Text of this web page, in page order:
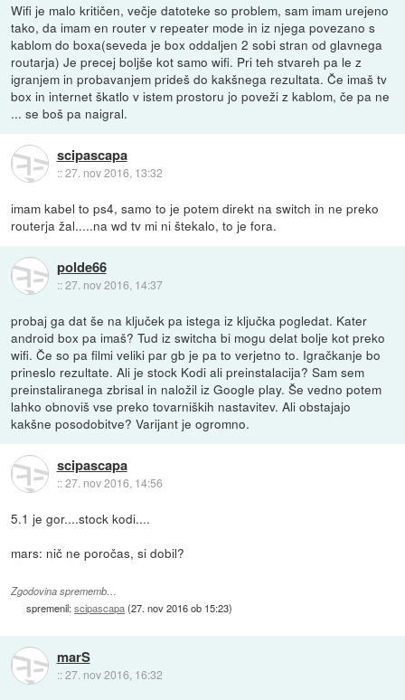
Wifi je malo kritičen, večje datoteke so problem, sam imam urejeno
tako, da imam en router v repeater mode in iz njega povezano s
kablom do boxa(seveda je box oddaljen 2 sobi stran od glavnega
routarja) Je precej boljše kot samo wifi. Pri teh stvareh pa le z
igranjem in probavanjem prideš do kakšnega rezultata. Če imaš tv
box in internet škatlo v istem prostoru jo poveži z kablom, če pa ne
... se boš pa naigral.
scipascapa
::27. nov 2016, 13:32
imam kabel to ps4, samo to je potem direkt na switch in ne preko
routerja žal.....na wd tv mi ni štekalo, to je fora.
polde66
::27. nov 2016, 14:37
probaj ga dat še na ključek pa istega iz ključka pogledat. Kater
android box pa imaš? Tud iz switcha bi mogu delat bolje kot preko
wifi. Če so pa filmi veliki par gb je pa to verjetno to. Igračkanje bo
prineslo rezultate. Ali je stock Kodi ali preinstalacija? Sam sem
preinstaliranega zbrisal in naložil iz Google play. Še vedno potem
lahko obnoviš vse preko tovarniških nastavitev. Ali obstajajo
kakšne posodobitve? Varijant je ogromno.
scipascapa
::27. nov 2016, 14:56
5.1 je gor....stock kodi....
mars: nič ne poročas, si dobil?
Zgodovina sprememb…
spremenil:scipascapa(27. nov 2016 ob 15:23)
marS
::27. nov 2016, 16:32